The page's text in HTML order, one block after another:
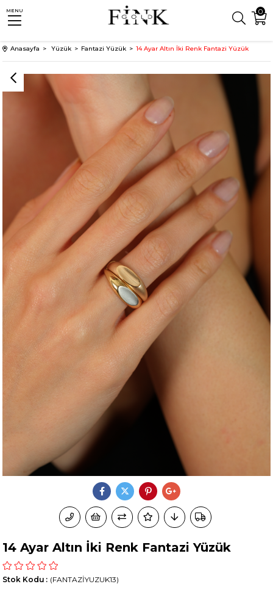
0
MENU
Anasayfa Yüzük Fantazi Yüzük 14 Ayar Altın İki Renk Fantazi Yüzük
14 Ayar Altın İki Renk Fantazi Yüzük
(FANTAZİYUZUK13)
Stok Kodu